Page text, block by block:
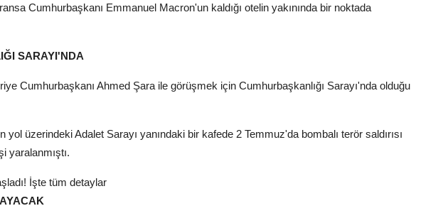
Cumhurbaşkanı Emmanuel Macron'un kaldığı otelin yakınında bir noktada
SARAYI'NDA
Cumhurbaşkanı Ahmed Şara ile görüşmek için Cumhurbaşkanlığı Sarayı'nda olduğu
yol üzerindeki Adalet Sarayı yanındaki bir kafede 2 Temmuz'da bombalı terör saldırısı
yaralanmıştı.
İşte tüm detaylar